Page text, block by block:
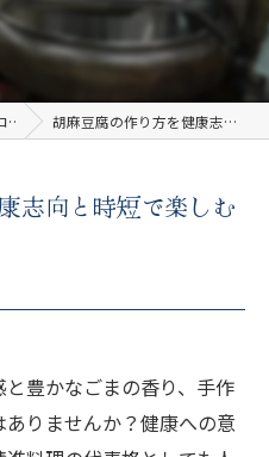
ム 胡麻豆腐の作り方を健康志向と時短で楽しむ家庭レシピ術
志向と時短で楽しむ
豊かなごまの香り、手作
りませんか？健康への意